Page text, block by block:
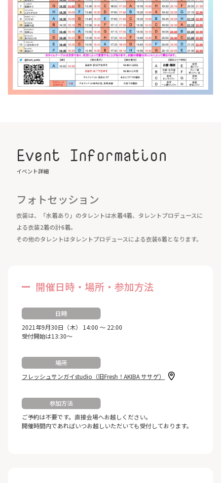
Event Information
イベント詳細
フォトセッション
衣装は、「水着あり」のタレントは水着4着、タレントプロデュースに
よる衣装2着の計6着。
その他のタレントはタレントプロデュースによる衣装6着となります。
開催日時・場所・参加方法
日時
2021年9月30日（木） 14:00 ～ 22:00
受付開始は13:30～
場所
フレッシュサンガイstudio（旧Fresh！AKIBA ササゲ）
参加方法
ご予約は不要です。直接会場へお越しください。
開催時間内であればいつお越しいただいても受付しております。